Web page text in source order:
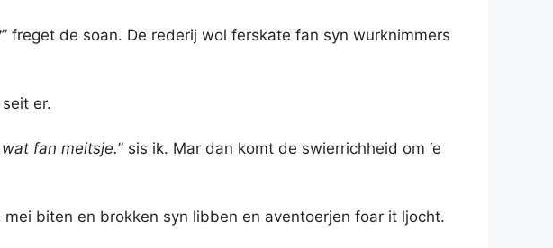
” freget de soan. De rederij wol ferskate fan syn wurknimmers
seit er.
fan meitsje.” sis ik. Mar dan komt de swierrichheid om ‘e
mei biten en brokken syn libben en aventoerjen foar it ljocht.